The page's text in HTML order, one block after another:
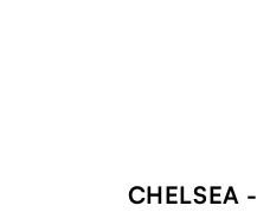
CHELSEA